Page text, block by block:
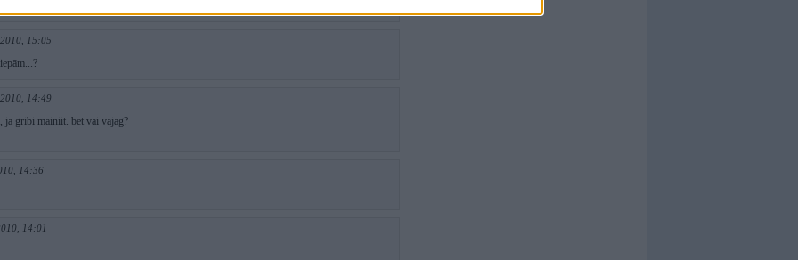
15:05
14:49
ja gribi mainiit. bet vai vajag?
14:36
14:01